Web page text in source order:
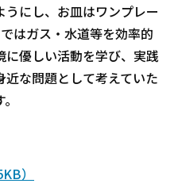
にし、お皿はワンプレー
はガス・水道等を効率的
優しい活動を学び、実践
近な問題として考えていた
）